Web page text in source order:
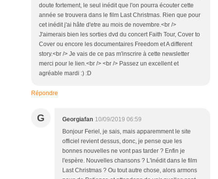
doute fortement, le seul inédit que l'on pourra écouter cette
année se trouvera dans le film Last Christmas. Rien que pour
cet inédit j'ai hâte d'etre au mois de novembre.<br />
J'aimerais bien les sorties dvd du concert Faith Tour, Cover to
Cover ou encore les documentaires Freedom et A different
story.<br /> Je vais de ce pas m'inscrire à cette newsletter
merci pour le lien.<br /> <br /> Passez un excellent et
agréable mardi :) :D
Répondre
G Georgiafan 10/09/2019 06:59
Bonjour Feriel, je sais, mais apparemment le site
officiel revient dessus, donc, je pense que les
bonnes nouvelles ne vont pas tarder ? Enfin je
l'espère. Nouvelles chansons ? L'inédit dans le film
Last Christmas ? Ou tout autre chose, alors armons